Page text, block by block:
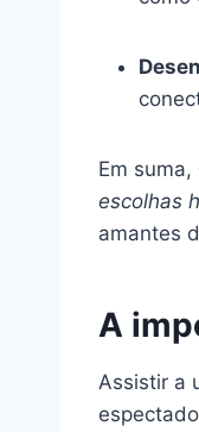
Em suma,
escolhas
amantes
A
Assistir a